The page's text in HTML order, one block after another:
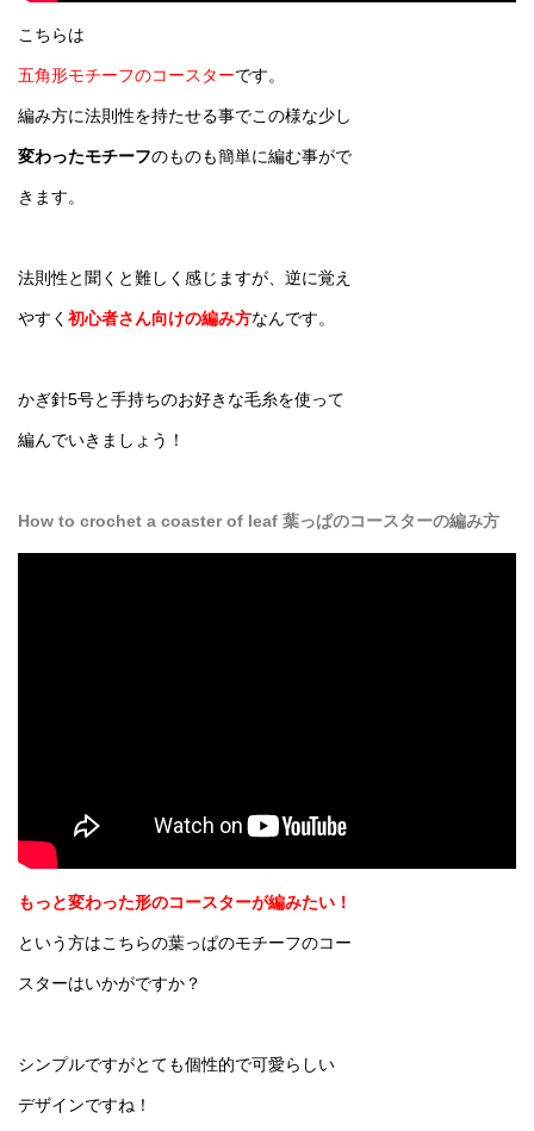
こちらは
五角形モチーフのコースターです。
編み方に法則性を持たせる事でこの様な少し
変わったモチーフのものも簡単に編む事がで
きます。
法則性と聞くと難しく感じますが、逆に覚え
やすく 初心者さん向けの編み方なんです。
かぎ針5号と手持ちのお好きな毛糸を使って
編んでいきましょう！
How to crochet a coaster of leaf 葉っぱのコースターの編み方
もっと変わった形のコースターが編みたい！
という方はこちらの葉っぱのモチーフのコー
スターはいかがですか？
シンプルですがとても個性的で可愛らしい
デザインですね！